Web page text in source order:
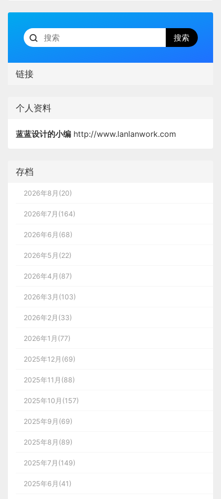
链接
个人资料
蓝蓝设计的小编 http://www.lanlanwork.com
存档
2026年8月(20)
2026年7月(164)
2026年6月(68)
2026年5月(22)
2026年4月(87)
2026年3月(103)
2026年2月(33)
2026年1月(77)
2025年12月(69)
2025年11月(88)
2025年10月(157)
2025年9月(69)
2025年8月(89)
2025年7月(149)
2025年6月(41)